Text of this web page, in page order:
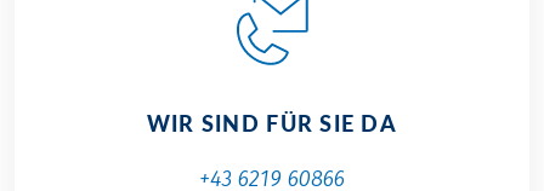
WIR SIND FÜR SIE DA
+43 6219 60866